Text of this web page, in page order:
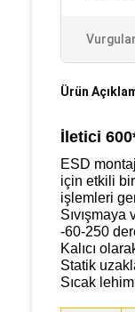
Ürün
İletici
ESD
için etkili
işlemleri
Sıvışmaya
-60-250
Kalıcı
Statik
Sıcak